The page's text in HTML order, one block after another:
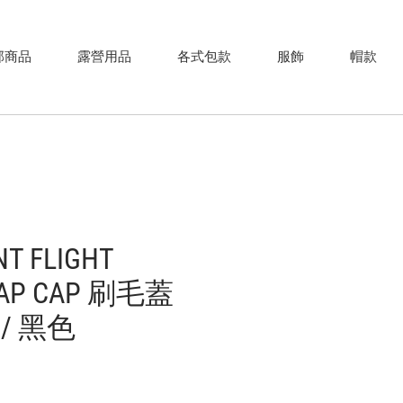
商品 露營用品 各式包款 服飾 帽款
FLIGHT
CAP 刷毛蓋
黑色